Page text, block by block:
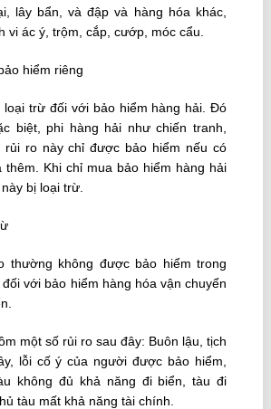
lây bẩn, và đập và hàng hóa khác,
vi ác ý, trộm, cắp, cướp, móc cẩu.
hiểm riêng
loại trừ đối với bảo hiểm hàng hải. Ðó
biệt, phi hàng hải như chiến tranh,
rủi ro này chỉ được bảo hiểm nếu có
thêm. Khi chỉ mua bảo hiểm hàng hải
bị loại trừ.
thường không được bảo hiểm trong
với bảo hiểm hàng hóa vận chuyển
một số rủi ro sau đây: Buôn lậu, tịch
lỗi cố ý của người được bảo hiểm,
không đủ khả năng đi biển, tàu đi
tàu mất khả năng tài chính.